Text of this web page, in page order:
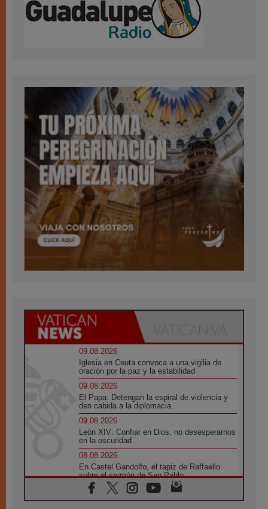
09.08.2026
Iglesia en Ceuta convoca a una vigilia de
oración por la paz y la estabilidad
09.08.2026
El Papa: Detengan la espiral de violencia y
den cabida a la diplomacia
09.08.2026
León XIV: Confiar en Dios, no desesperarnos
en la oscuridad
08.08.2026
En Castel Gandolfo, el tapiz de Raffaello
sobre el sermón de San Pablo
08.08.2026
En Colombia, «la paz no se compra con una